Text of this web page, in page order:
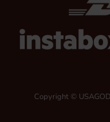
Copyright ©